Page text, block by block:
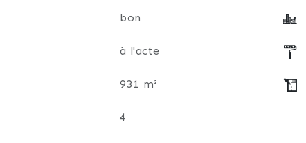
bon
à l'acte
931 m²
4